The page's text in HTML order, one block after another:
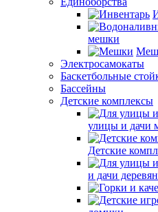
мешки
Электросамокаты
Баскетбольные
Бассейны
Детские комплексы
улицы и дачи
Детские
и дачи